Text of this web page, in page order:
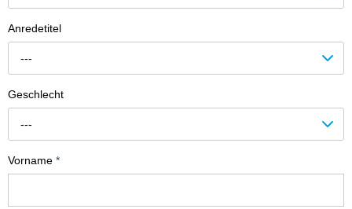
Anredetitel
---
Geschlecht
---
Vorname *